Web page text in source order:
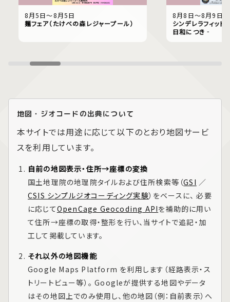
8月5日〜8月5日
麺フェア（たけべの森レジャープール）
8月8日〜8月9日
シンデレラフィッ
日和につき‐
地図・ジオコードの出典について
本サイトでは用途に応じて以下のとおり地図サービ
スを利用しています。
自前の地図表示・住所→座標の変換
国土地理院の地理院タイルおよび住所検索等（GSI ／
CSIS シンプルジオコーディング実験）をベースに、 必要
に応じてOpenCage Geocoding APIを補助的に用い
て住所→座標の取得・整形を行い、当サイトで追記・加
工して掲載しています。
それ以外の地図機能
Google Maps Platform を利用します（経路表示・ス
トリートビュー等）。 Googleが提供する地図やデータ
はその地図上でのみ使用し、他の地図（例：自前表示）へ